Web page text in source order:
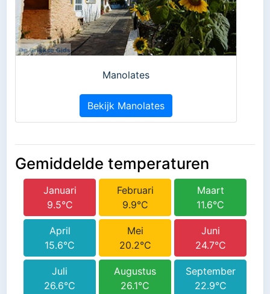
Manolates
Bekijk Manolates
Gemiddelde temperaturen
Januari
9.5°C
Februari
9.9°C
Maart
11.6°C
April
15.6°C
Mei
20.2°C
Juni
24.7°C
Juli
26.6°C
Augustus
26.1°C
September
22.9°C